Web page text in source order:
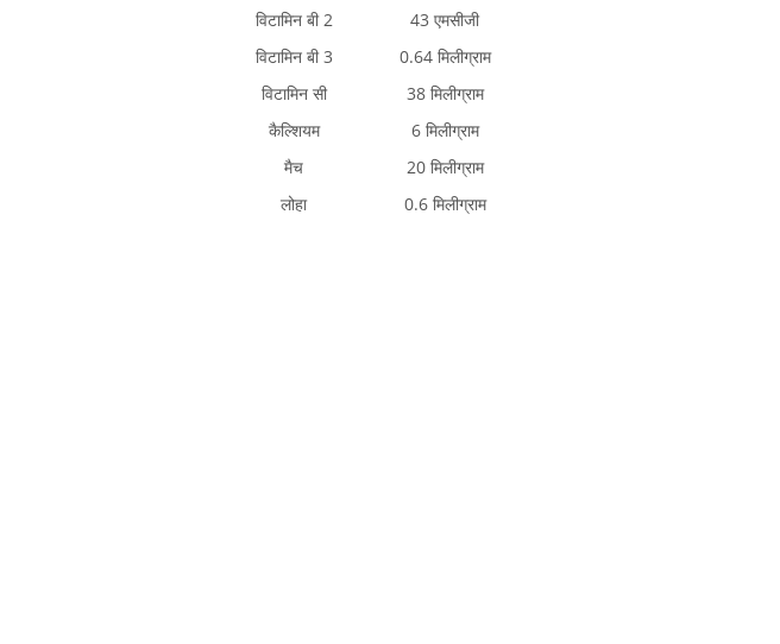
विटामिन बी 2
43 एमसीजी
विटामिन बी 3
0.64 मिलीग्राम
विटामिन सी
38 मिलीग्राम
कैल्शियम
6 मिलीग्राम
मैच
20 मिलीग्राम
लोहा
0.6 मिलीग्राम